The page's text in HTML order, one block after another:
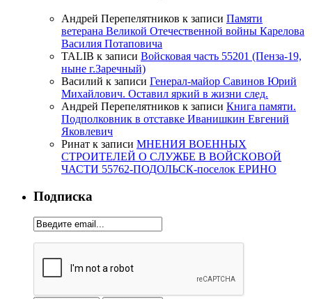
Андрей Перепелятников к записи Памяти
ветерана Великой Отечественной войны Карелова
Василия Потаповича
TALIB к записи Войсковая часть 55201 (Пенза-19,
ныне г.Заречный)
Василий к записи Генерал-майор Савинов Юрий
Михайлович. Оставил яркий в жизни след.
Андрей Перепелятников к записи Книга памяти.
Подполковник в отставке Иванишкин Евгений
Яковлевич
Ринат к записи МНЕНИЯ ВОЕННЫХ
СТРОИТЕЛЕЙ О СЛУЖБЕ В ВОЙСКОВОЙ
ЧАСТИ 55762-ПОДОЛЬСК-поселок ЕРИНО
Подписка